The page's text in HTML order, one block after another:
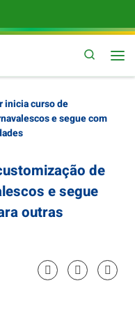
inicia curso de
e segue com
de
e segue
outras